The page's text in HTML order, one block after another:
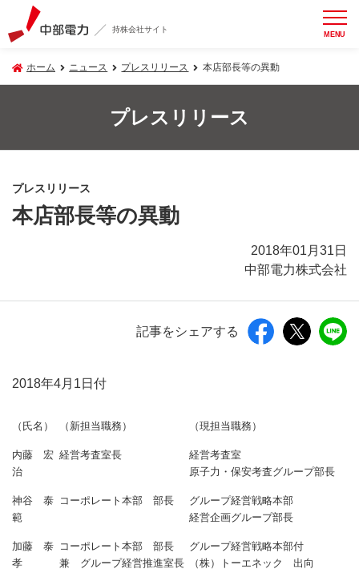
持株会社サイト MENU
ホーム ニュース プレスリリース 本店部長等の異動
プレスリリース
プレスリリース
本店部長等の異動
2018年01月31日
中部電力株式会社
記事をシェアする
2018年4月1日付
（氏名） （新担当職務） （現担当職務）
内藤 宏
治
経営考査室長
経営考査室
原子力・保安考査グループ部長
神谷 泰
範
コーポレート本部 部長
グループ経営戦略本部
経営企画グループ部長
加藤 泰
孝
コーポレート本部 部長
兼 グループ経営推進室長
グループ経営戦略本部付
（株）トーエネック 出向